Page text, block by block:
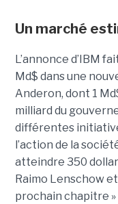
Un marché
L’annonce d’IBM
Md$ dans une
Anderon, dont 1
milliard du
différentes
l’action de la
atteindre 350
Raimo Lenschow
prochain chapitre »